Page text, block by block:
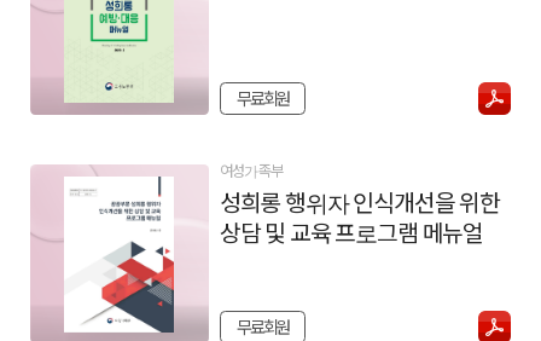
무료회원
여성가족부
성희롱 행위자 인식개선을 위한
상담 및 교육 프로그램 메뉴얼
무료회원